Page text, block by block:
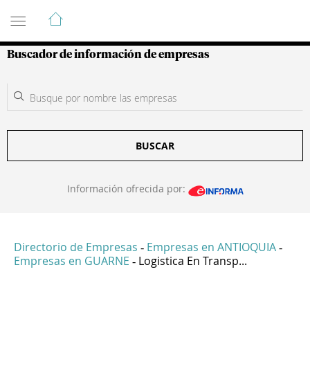
Guía de Empresas Colombianas
Buscador de información de empresas
BUSCAR
Información ofrecida por:
Directorio de Empresas - Empresas en ANTIOQUIA -
Empresas en GUARNE - Logistica En Transp...